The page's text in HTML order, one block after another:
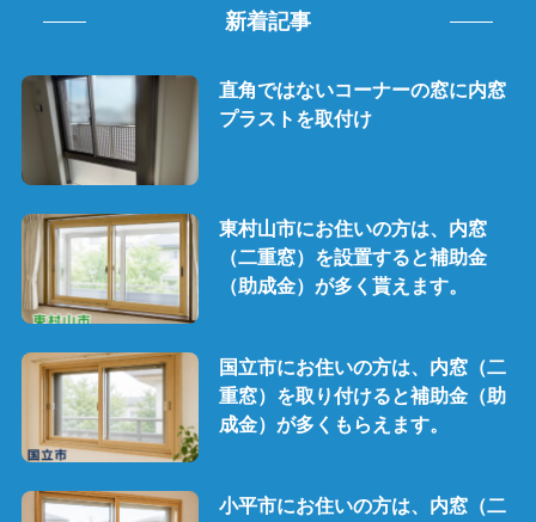
新着記事
直角ではないコーナーの窓に内窓
プラストを取付け
東村山市にお住いの方は、内窓
（二重窓）を設置すると補助金
（助成金）が多く貰えます。
国立市にお住いの方は、内窓（二
重窓）を取り付けると補助金（助
成金）が多くもらえます。
小平市にお住いの方は、内窓（二